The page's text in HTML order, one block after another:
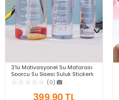
3'lü Motivasyonel Su Matarası
Sporcu Su Şişesi Suluk Stickerlı
Pipetli Suluk 2000+900+500ml
(0)
399,90 TL